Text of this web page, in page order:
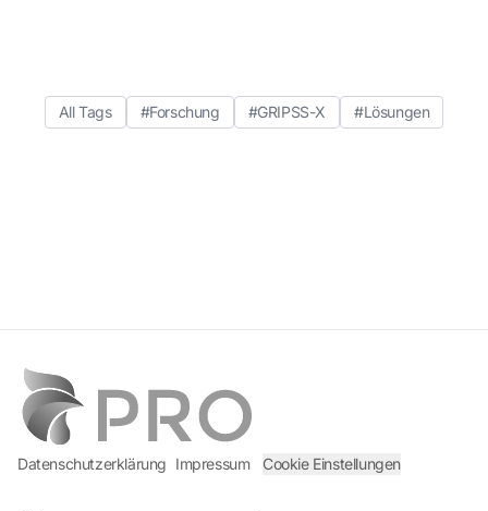
All Tags #Forschung #GRIPSS-X #Lösungen
Datenschutzerklärung Impressum Cookie Einstellungen